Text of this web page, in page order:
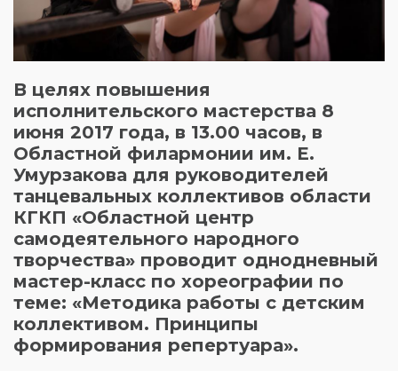
В целях повышения
исполнительского мастерства 8
июня 2017 года, в 13.00 часов, в
Областной филармонии им. Е.
Умурзакова для руководителей
танцевальных коллективов области
КГКП «Областной центр
самодеятельного народного
творчества» проводит однодневный
мастер-класс по хореографии по
теме: «Методика работы с детским
коллективом. Принципы
формирования репертуара».